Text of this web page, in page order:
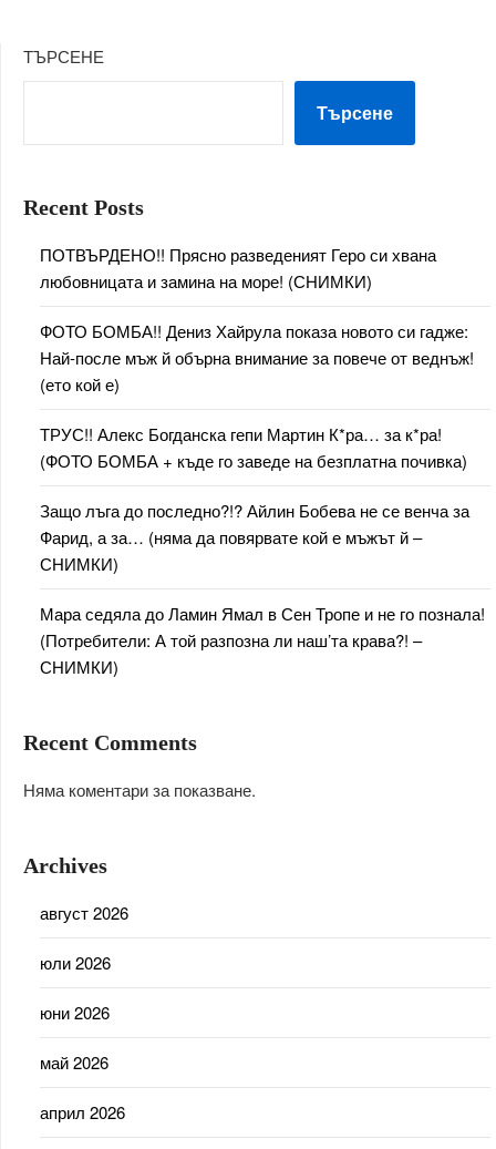
ТЪРСЕНЕ
Търсене
Recent Posts
ПОТВЪРДЕНО!! Прясно разведеният Геро си хвана
любовницата и замина на море! (СНИМКИ)
ФОТО БОМБА!! Дениз Хайрула показа новото си гадже:
Най-после мъж й обърна внимание за повече от веднъж!
(ето кой е)
ТРУС!! Алекс Богданска гепи Мартин К*ра… за к*ра!
(ФОТО БОМБА + къде го заведе на безплатна почивка)
Защо лъга до последно?!? Айлин Бобева не се венча за
Фарид, а за… (няма да повярвате кой е мъжът й –
СНИМКИ)
Мара седяла до Ламин Ямал в Сен Тропе и не го познала!
(Потребители: А той разпозна ли наш’та крава?! –
СНИМКИ)
Recent Comments
Няма коментари за показване.
Archives
август 2026
юли 2026
юни 2026
май 2026
април 2026